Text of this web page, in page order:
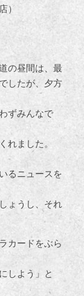
）
の昼間は、最
したが、夕方
ずみんなで
れました。
るニュースを
ょうし、それ
カードをぶら
しよう」と